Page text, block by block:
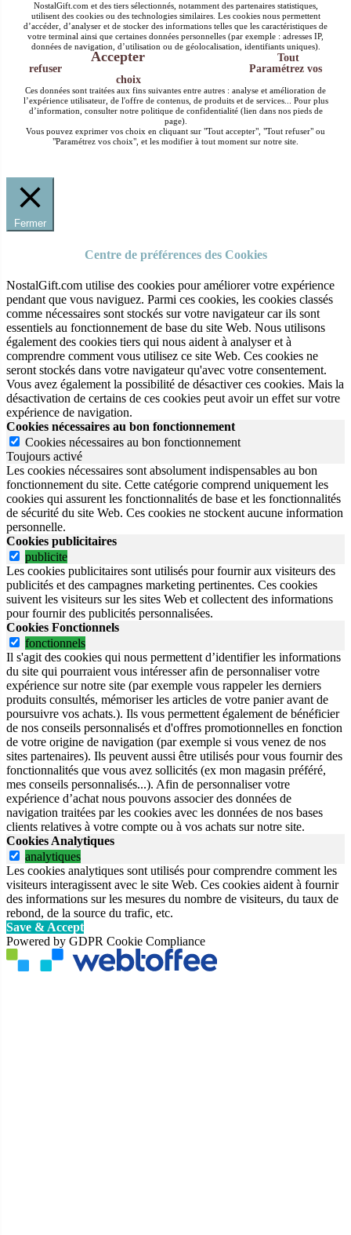
NostalGift.com et des tiers sélectionnés, notamment des partenaires statistiques,
utilisent des cookies ou des technologies similaires. Les cookies nous permettent
d’accéder, d’analyser et de stocker des informations telles que les caractéristiques de
votre terminal ainsi que certaines données personnelles (par exemple : adresses IP,
données de navigation, d’utilisation ou de géolocalisation, identifiants uniques).
Accepter
Tout
refuser
Paramétrez vos
choix
Ces données sont traitées aux fins suivantes entre autres : analyse et amélioration de
l’expérience utilisateur, de l'offre de contenus, de produits et de services... Pour plus
d’information, consulter notre politique de confidentialité (lien dans nos pieds de
page).
Vous pouvez exprimer vos choix en cliquant sur "Tout accepter", "Tout refuser" ou
"Paramétrez vos choix", et les modifier à tout moment sur notre site.
Fermer
Centre de préférences des Cookies
NostalGift.com utilise des cookies pour améliorer votre expérience
pendant que vous naviguez. Parmi ces cookies, les cookies classés
comme nécessaires sont stockés sur votre navigateur car ils sont
essentiels au fonctionnement de base du site Web. Nous utilisons
également des cookies tiers qui nous aident à analyser et à
comprendre comment vous utilisez ce site Web. Ces cookies ne
seront stockés dans votre navigateur qu'avec votre consentement.
Vous avez également la possibilité de désactiver ces cookies. Mais la
désactivation de certains de ces cookies peut avoir un effet sur votre
expérience de navigation.
Cookies nécessaires au bon fonctionnement
Cookies nécessaires au bon fonctionnement
Toujours activé
Les cookies nécessaires sont absolument indispensables au bon
fonctionnement du site. Cette catégorie comprend uniquement les
cookies qui assurent les fonctionnalités de base et les fonctionnalités
de sécurité du site Web. Ces cookies ne stockent aucune information
personnelle.
Cookies publicitaires
publicite
Les cookies publicitaires sont utilisés pour fournir aux visiteurs des
publicités et des campagnes marketing pertinentes. Ces cookies
suivent les visiteurs sur les sites Web et collectent des informations
pour fournir des publicités personnalisées.
Cookies Fonctionnels
fonctionnels
Il s'agit des cookies qui nous permettent d’identifier les informations
du site qui pourraient vous intéresser afin de personnaliser votre
expérience sur notre site (par exemple vous rappeler les derniers
produits consultés, mémoriser les articles de votre panier avant de
poursuivre vos achats.). Ils vous permettent également de bénéficier
de nos conseils personnalisés et d'offres promotionnelles en fonction
de votre origine de navigation (par exemple si vous venez de nos
sites partenaires). Ils peuvent aussi être utilisés pour vous fournir des
fonctionnalités que vous avez sollicités (ex mon magasin préféré,
mes conseils personnalisés...). Afin de personnaliser votre
expérience d’achat nous pouvons associer des données de
navigation traitées par les cookies avec les données de nos bases
clients relatives à votre compte ou à vos achats sur notre site.
Cookies Analytiques
analytiques
Les cookies analytiques sont utilisés pour comprendre comment les
visiteurs interagissent avec le site Web. Ces cookies aident à fournir
des informations sur les mesures du nombre de visiteurs, du taux de
rebond, de la source du trafic, etc.
Save & Accept
Powered by GDPR Cookie Compliance